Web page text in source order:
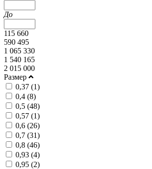
До
115 660
590 495
1 065 330
1 540 165
2 015 000
Размер
0,37 (1)
0,4 (8)
0,5 (48)
0,57 (1)
0,6 (26)
0,7 (31)
0,8 (46)
0,93 (4)
0,95 (2)